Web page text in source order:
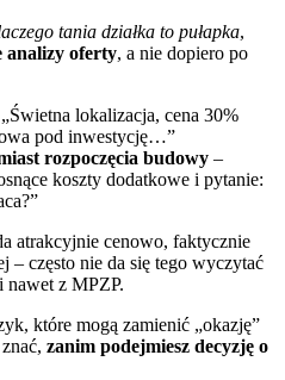
tania działka to pułapka,
analizy oferty, a nie dopiero po
lokalizacja, cena 30%
pod inwestycję…”
rozpoczęcia budowy –
koszty dodatkowe i pytanie:
atrakcyjnie cenowo, faktycznie
– często nie da się tego wyczytać
nawet z MPZP.
które mogą zamienić „okazję”
zanim podejmiesz decyzję o